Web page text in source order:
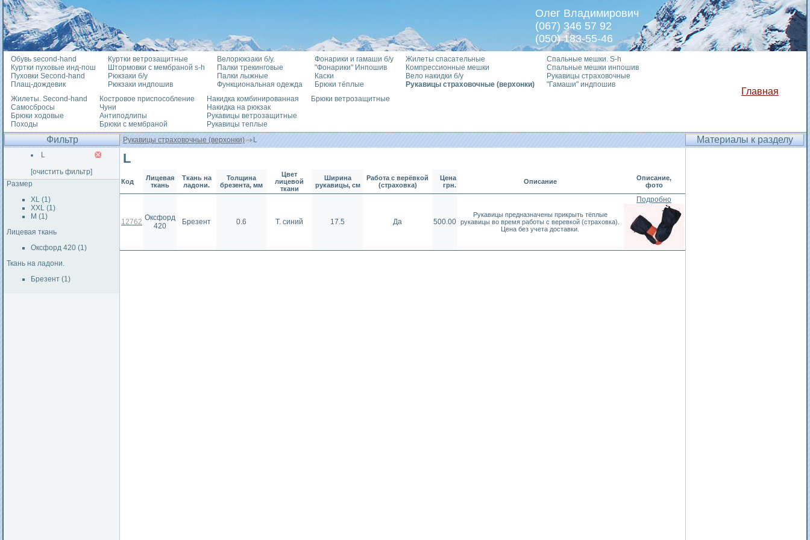
Олег Владимирович
(067) 346 57 92
(050) 183-55-46
Обувь second-hand
Куртки пуховые инд-пош
Пуховки Second-hand
Плащ-дождевик
Куртки ветрозащитные
Штормовки с мембраной s-h
Рюкзаки б/у
Рюкзаки индпошив
Велорюкзаки б/у.
Палки трекинговые
Палки лыжные
Функциональная одежда
Фонарики и гамаши б/у
"Фонарики" Инпошив
Каски
Брюки тёплые
Жилеты спасательные
Компрессионные мешки
Вело накидки б/у
Рукавицы страховочные (верхонки)
Спальные мешки. S-h
Спальные мешки инпошив
Рукавицы страховочные
"Гамаши" индпошив
Жилеты. Second-hand
Самосбросы
Брюки ходовые
Походы
Костровое приспособление
Чуни
Антиподлипы
Брюки с мембраной
Накидка комбинированная
Накидка на рюкзак
Рукавицы ветрозащитные
Рукавицы теплые
Брюки ветрозащитные
Главная
Фильтр Рукавицы страховочные (верхонки) L Материалы к разделу
L
[очистить фильтр]
Размер
XL (1)
XXL (1)
М (1)
Лицевая ткань
Оксфорд 420 (1)
Ткань на ладони.
Брезент (1)
L
Код
Лицевая
ткань
Ткань на
ладони.
Толщина
брезента, мм
Цвет
лицевой
ткани
Ширина
рукавицы, см
Работа с верёвкой
(страховка)
Цена
грн.
Описание
Описание,
фото
12762 Оксфорд
420
Брезент 0.6 Т. синий 17.5 Да 500.00
Рукавицы предназначены прикрыть тёплые
рукавицы во время работы с веревкой (страховка).
Цена без учета доставки.
Подробно